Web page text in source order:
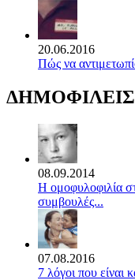
20.06.2016
Πώς να
08.09.2014
Η ομοφυλοφιλία
συμβουλές...
07.08.2016
7 λόγοι που είναι